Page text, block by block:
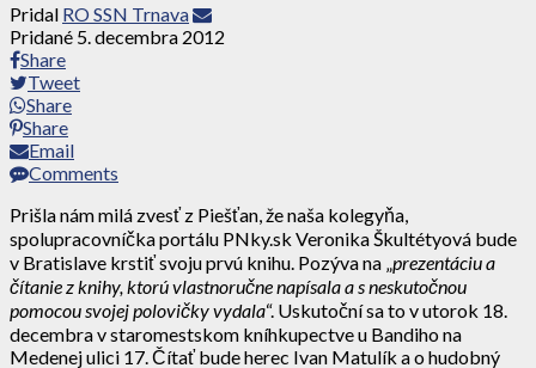
Pridal RO SSN Trnava
Pridané 5. decembra 2012
Share
Tweet
Share
Share
Email
Comments
Prišla nám milá zvesť z Piešťan, že naša kolegyňa,
spolupracovníčka portálu PNky.sk Veronika Škultétyová bude
v Bratislave krstiť svoju prvú knihu. Pozýva na „ prezentáciu a
čítanie z knihy, ktorú vlastnoručne napísala a s neskutočnou
pomocou svojej polovičky vydala“. Uskutoční sa to v utorok 18.
decembra v staromestskom kníhkupectve u Bandiho na
Medenej ulici 17. Čítať bude herec Ivan Matulík a o hudobný